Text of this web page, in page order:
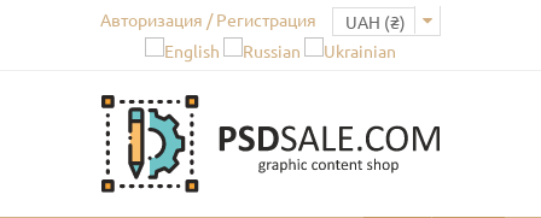
Авторизация / Регистрация